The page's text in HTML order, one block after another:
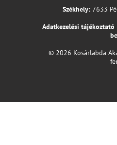
Székhely:7633
Adatkezelési tájékoztató
© 2026 Kosárlabda